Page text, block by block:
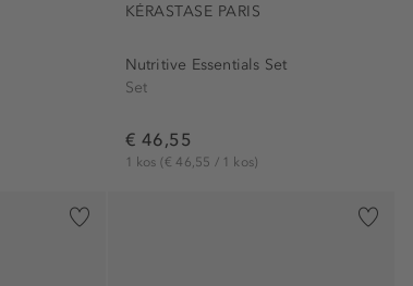
KÉRASTASE PARIS
Nutritive Essentials Set
Set
€ 46,55
1 kos (€ 46,55 / 1 kos)